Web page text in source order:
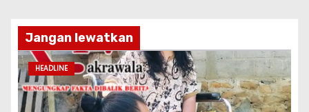
Jangan lewatkan
HEADLINE